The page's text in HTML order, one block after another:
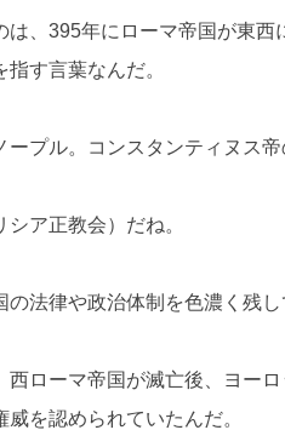
は、395年にローマ帝国が東
す言葉なんだ。
プル。コンスタンティヌス帝
ア正教会）だね。
法律や政治体制を色濃く残し
西ローマ帝国が滅亡後、ヨー
を認められていたんだ。